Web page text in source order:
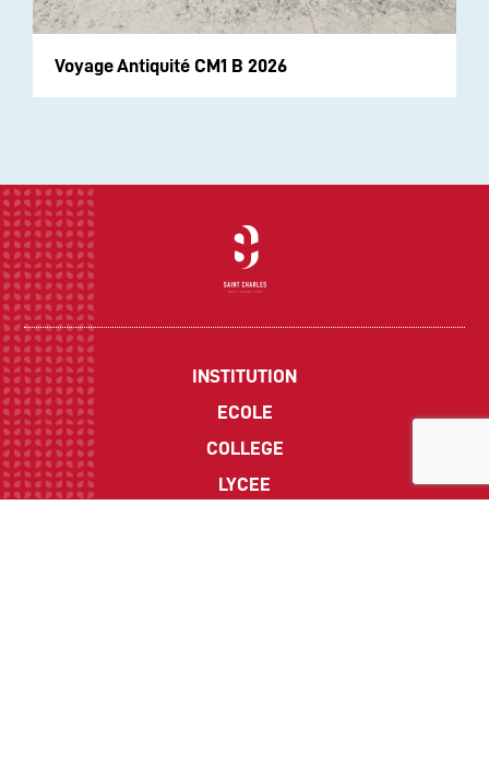
Voyage Antiquité CM1 B 2026
INSTITUTION
ECOLE
COLLEGE
LYCEE